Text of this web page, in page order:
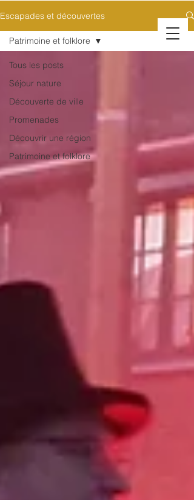
Escapades et découvertes
Tous les posts
Séjour nature
Découverte de ville
Promenades
Découvrir une région
Patrimoine et folklore
Patrimoine et folklore